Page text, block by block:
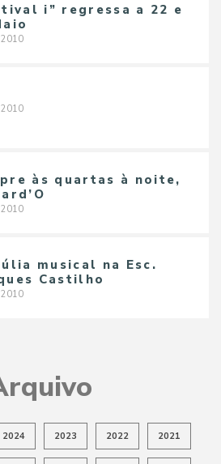
i” regressa a 22 e
2010
2010
às quartas à noite,
2010
musical na Esc.
Castilho
2010
2024 2023 2022 2021